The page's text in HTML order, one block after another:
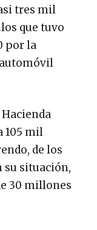
tres mil
que tuvo
por la
105 mil
de los
su situación,
30 millones